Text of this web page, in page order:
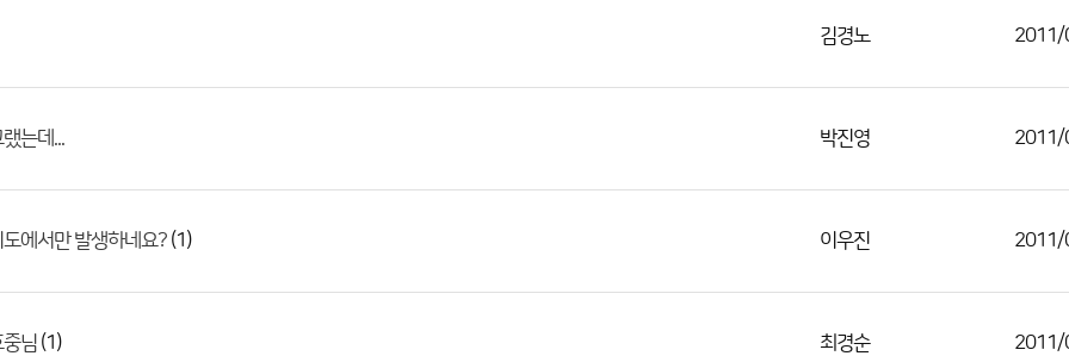
김경노 2011/
는데... 박진영 2011/
에서만 발생하네요? (1) 이우진 2011/
님 (1) 최경순 2011/